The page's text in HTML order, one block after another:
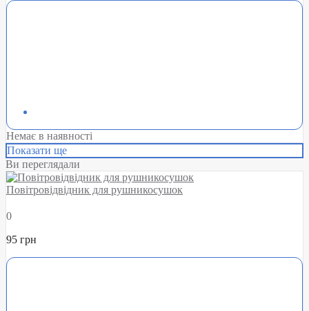
Немає в наявності
Показати ще
Ви переглядали
Повітровідвідник для рушникосушок
0
95 грн